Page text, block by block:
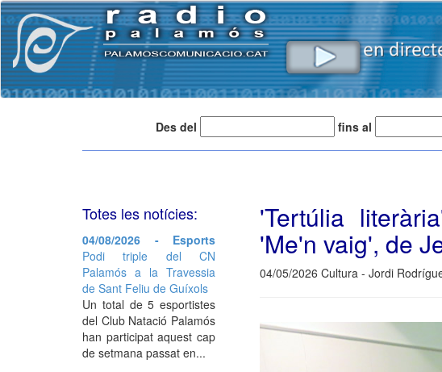
Des del fins al
'Tertúlia
'Me'n vaig', de
04/05/2026 Cultura - Jordi
Totes les notícies:
04/08/2026 - Esports
Podi triple del CN
Palamós a la Travessia
de Sant Feliu de Guíxols
Un total de 5 esportistes
del Club Natació Palamós
han participat aquest cap
de setmana passat en...